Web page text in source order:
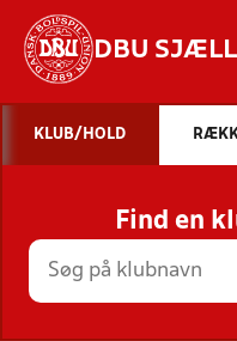
DBU
STILLINGER,
KLUB/HOLD
Find en